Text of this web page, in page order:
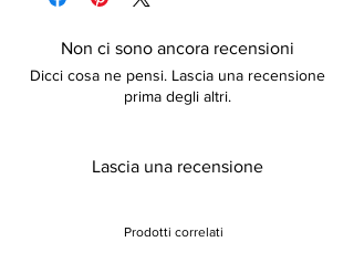
Non ci sono ancora recensioni
Dicci cosa ne pensi. Lascia una recensione
prima degli altri.
Lascia una recensione
Prodotti correlati